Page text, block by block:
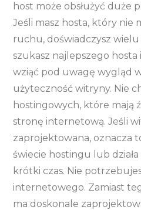
host może obsłużyć duże
Jeśli masz hosta, który nie
ruchu, doświadczysz
szukasz najlepszego
wziąć pod uwagę wygląd
użyteczność witryny. Nie
hostingowych, które mają
stronę internetową. Jeśli
zaprojektowana, oznacza
świecie hostingu lub
krótki czas. Nie
internetowego. Zamiast
ma doskonale